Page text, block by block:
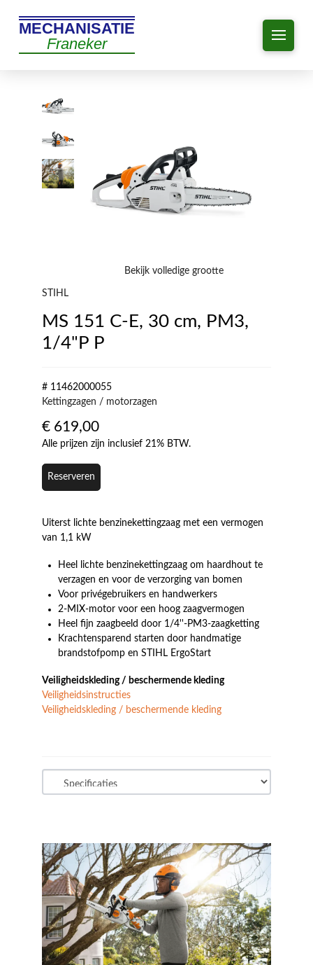
MECHANISATIE
Franeker
Bekijk volledige grootte
STIHL
MS 151 C-E, 30 cm, PM3,
1/4"P P
# 11462000055
Kettingzagen / motorzagen
€ 619,00
Alle prijzen zijn inclusief 21% BTW.
Reserveren
Uiterst lichte benzinekettingzaag met een vermogen
van 1,1 kW
Heel lichte benzinekettingzaag om haardhout te
verzagen en voor de verzorging van bomen
Voor privégebruikers en handwerkers
2-MIX-motor voor een hoog zaagvermogen
Heel fijn zaagbeeld door 1/4''-PM3-zaagketting
Krachtensparend starten door handmatige
brandstofpomp en STIHL ErgoStart
Veiligheidskleding / beschermende kleding
Veiligheidsinstructies
Veiligheidskleding / beschermende kleding